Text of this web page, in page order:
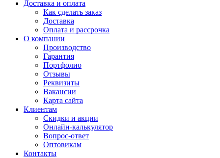
Доставка и оплата
Как сделать заказ
Доставка
Оплата и рассрочка
О компании
Производство
Гарантия
Портфолио
Отзывы
Реквизиты
Вакансии
Карта сайта
Клиентам
Скидки и акции
Онлайн-калькулятор
Вопрос-ответ
Оптовикам
Контакты